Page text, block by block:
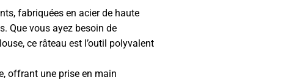
fabriquées en acier de haute
Que vous ayez besoin de
ce râteau est l’outil polyvalent
offrant une prise en main